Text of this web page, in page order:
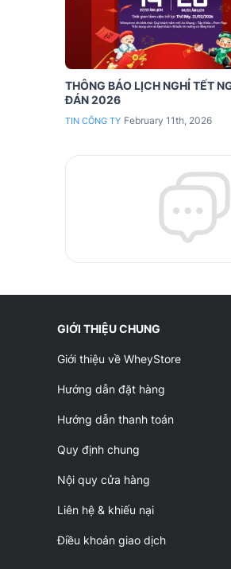
THÔNG BÁO LỊCH NGHỈ TẾT
ĐÁN 2026
TIN CÔNG TY February 11th, 2026
GIỚI THIỆU CHUNG
Giới thiệu về WheyStore
Hướng dẫn đặt hàng
Hướng dẫn thanh toán
Quy định chung
Nội quy cửa hàng
Liên hệ & khiếu nại
Điều khoản giao dịch